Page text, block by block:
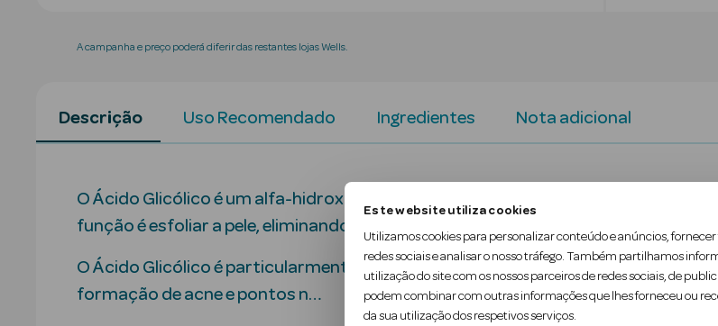
Este website utiliza cookies
Utilizamos cookies para personalizar conteúdo e anúncios,
redes sociais e analisar o nosso tráfego. Também partilhamos
utilização do site com os nossos parceiros de redes sociais, de
podem combinar com outras informações que lhes forneceu ou
da sua utilização dos respetivos serviços.
A campanha e preço poderá diferir das restantes lojas Wells.
Descrição Uso Recomendado Ingredientes Nota adicional
O Ácido Glicólico é um alfa-hidroxiácido (AHA) com uma pequena molécula que
função é esfoliar a pele, eliminando as pontes entre as células mortas.
O Ácido Glicólico é particularmente adequado a peles com tendência a acne,
formação de acne e pontos n…